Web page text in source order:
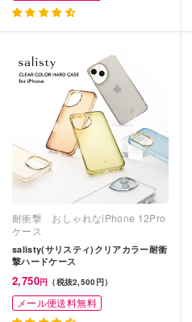
耐衝撃 おしゃれなiPhone 12Pro
ケース
salisty(サリスティ)クリアカラー耐衝
撃ハードケース
2,750円 （税抜2,500円）
メール便送料無料